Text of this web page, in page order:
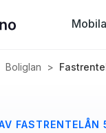
Boliglan >